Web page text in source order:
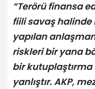
“Terörü finansa
fiili savaş
yapılan
riskleri bir yana
bir
yanlıştır. AKP,